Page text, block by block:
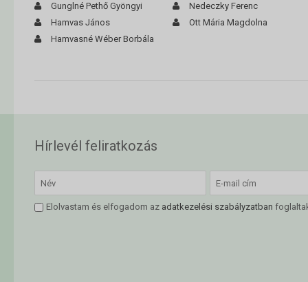
Gunglné Pethő Gyöngyi
Hamvas János
Hamvasné Wéber Borbála
Nedeczky Ferenc
Ott Mária Magdolna
Hírlevél feliratkozás
Elolvastam és elfogadom az adatkezelési szabályzatban